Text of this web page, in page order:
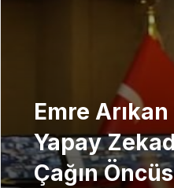
Emre
Yapay
Çağın